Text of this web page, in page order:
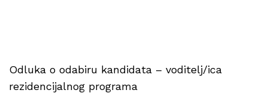
Odluka o odabiru kandidata – voditelj/ica
rezidencijalnog programa